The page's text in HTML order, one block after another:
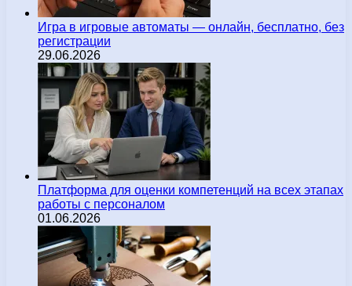
Игра в игровые автоматы — онлайн, бесплатно, без
регистрации
29.06.2026
Платформа для оценки компетенций на всех этапах
работы с персоналом
01.06.2026